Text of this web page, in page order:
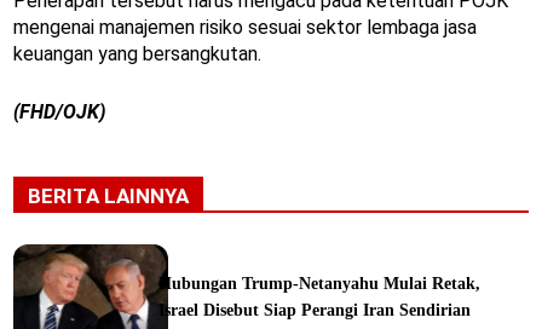
mengenai manajemen risiko sesuai sektor lembaga jasa
keuangan yang bersangkutan.
(FHD/OJK)
BERITA LAINNYA
Hubungan Trump-Netanyahu Mulai Retak,
Israel Disebut Siap Perangi Iran Sendirian